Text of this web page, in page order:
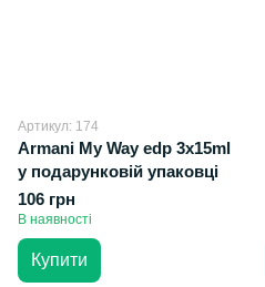
Артикул: 174
Armani My Way edp 3x15ml
у подарунковій упаковці
106 грн
В наявності
Купити